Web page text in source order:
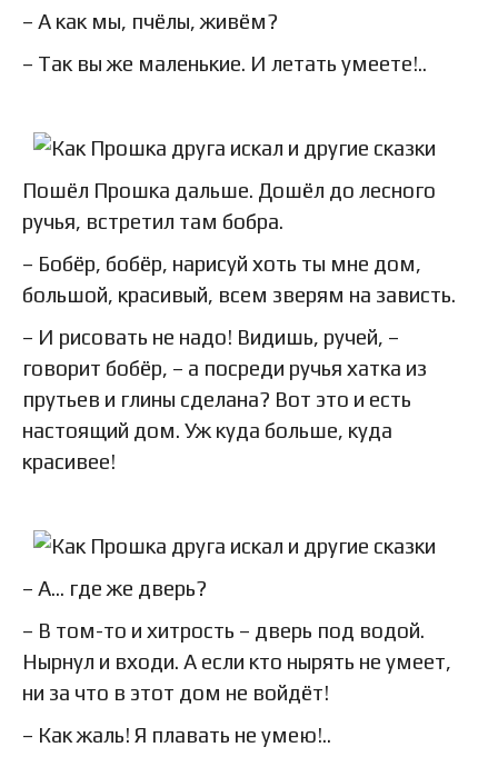
– А как мы, пчёлы, живём?
– Так вы же маленькие. И летать умеете!..
Пошёл Прошка дальше. Дошёл до лесного
ручья, встретил там бобра.
– Бобёр, бобёр, нарисуй хоть ты мне дом,
большой, красивый, всем зверям на зависть.
– И рисовать не надо! Видишь, ручей, –
говорит бобёр, – а посреди ручья хатка из
прутьев и глины сделана? Вот это и есть
настоящий дом. Уж куда больше, куда
красивее!
– А… где же дверь?
– В том-то и хитрость – дверь под водой.
Нырнул и входи. А если кто нырять не умеет,
ни за что в этот дом не войдёт!
– Как жаль! Я плавать не умею!..